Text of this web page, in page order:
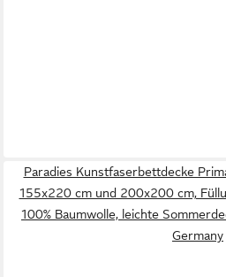
Paradies Kunstfaserbettdecke
155x220 cm und 200x200 cm,
100% Baumwolle, leichte
Germany